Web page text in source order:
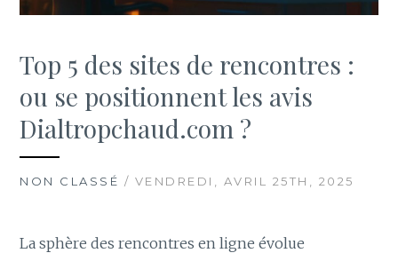
Top 5 des sites de rencontres :
ou se positionnent les avis
Dialtropchaud.com ?
NON CLASSÉ / VENDREDI, AVRIL 25TH, 2025
La sphère des rencontres en ligne évolue